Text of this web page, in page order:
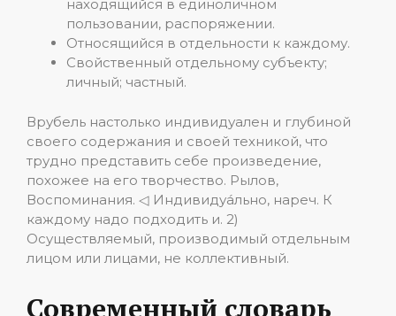
находящийся в единоличном
пользовании, распоряжении.
Относящийся в отдельности к каждому.
Свойственный отдельному субъекту;
личный; частный.
Врубель настолько индивидуален и глубиной
своего содержания и своей техникой, что
трудно представить себе произведение,
похожее на его творчество. Рылов,
Воспоминания. ◁ Индивидуа́льно, нареч. К
каждому надо подходить и. 2)
Осуществляемый, производимый отдельным
лицом или лицами, не коллективный.
Современный словарь